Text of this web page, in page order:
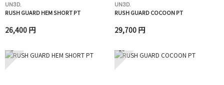
UN3D.
RUSH GUARD HEM SHORT PT
26,400 円
UN3D.
RUSH GUARD COCOON PT
29,700 円
9 10